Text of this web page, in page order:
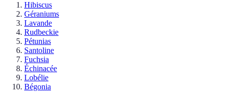
Hibiscus
Géraniums
Lavande
Rudbeckie
Pétunias
Santoline
Fuchsia
Échinacée
Lobélie
Bégonia